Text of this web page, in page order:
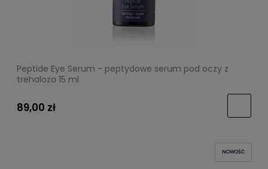
Peptide Eye Serum - peptydowe serum pod oczy z
trehaloza 15 ml
89,00 zł
NOWOŚĆ